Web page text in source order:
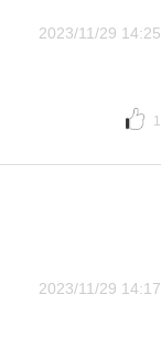
2023/11/29 14:25
1
2023/11/29 14:17